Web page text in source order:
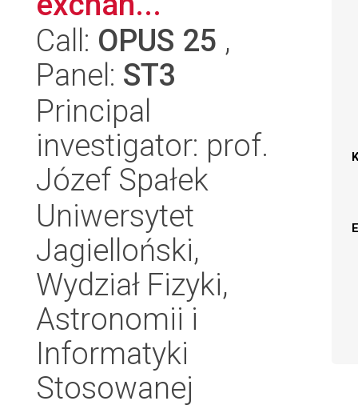
Call: OPUS 25 ,
Panel: ST3
Principal
investigator: prof.
Józef Spałek
Uniwersytet
Jagielloński,
Wydział Fizyki,
Astronomii i
Informatyki
Stosowanej